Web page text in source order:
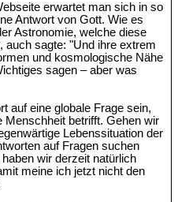
erwartet man sich in so
Antwort von Gott. Wie es
Astronomie, welche diese
auch sagte: "Und ihre extrem
und kosmologische Nähe
sagen – aber was
auf eine globale Frage sein,
Menschheit betrifft. Gehen wir
Lebenssituation der
auf Fragen suchen
wir derzeit natürlich
meine ich jetzt nicht den